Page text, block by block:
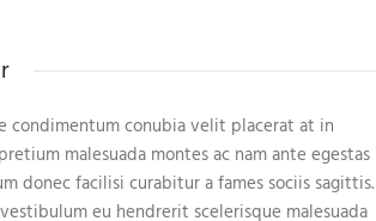
condimentum conubia velit placerat at in
malesuada montes ac nam ante egestas
donec facilisi curabitur a fames sociis sagittis.
eu hendrerit scelerisque malesuada